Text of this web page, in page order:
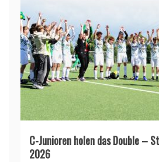
C-Junioren holen das Double –
2026